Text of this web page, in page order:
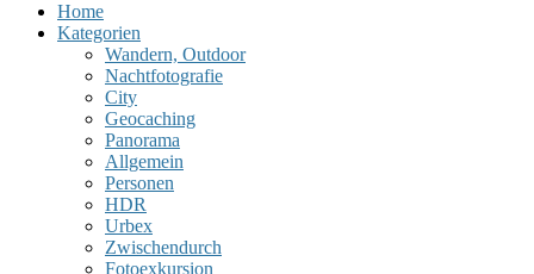
Home
Kategorien
Wandern, Outdoor
Nachtfotografie
City
Geocaching
Panorama
Allgemein
Personen
HDR
Urbex
Zwischendurch
Fotoexkursion